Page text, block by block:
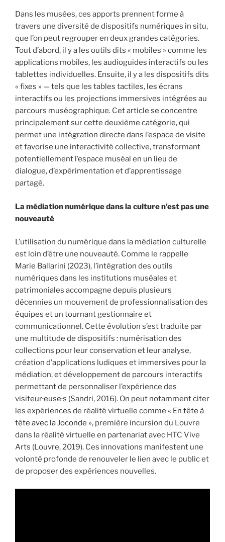
Dans les musées, ces apports prennent forme à
travers une diversité de dispositifs numériques in situ,
que l’on peut regrouper en deux grandes catégories.
Tout d’abord, il y a les outils dits « mobiles » comme les
applications mobiles, les audioguides interactifs ou les
tablettes individuelles. Ensuite, il y a les dispositifs dits
« fixes » — tels que les tables tactiles, les écrans
interactifs ou les projections immersives intégrées au
parcours muséographique. Cet article se concentre
principalement sur cette deuxième catégorie, qui
permet une intégration directe dans l’espace de visite
et favorise une interactivité collective, transformant
potentiellement l’espace muséal en un lieu de
dialogue, d’expérimentation et d’apprentissage
partagé.
La médiation numérique dans la culture n’est pas une
nouveauté
L’utilisation du numérique dans la médiation culturelle
est loin d’être une nouveauté. Comme le rappelle
Marie Ballarini (2023), l’intégration des outils
numériques dans les institutions muséales et
patrimoniales accompagne depuis plusieurs
décennies un mouvement de professionnalisation des
équipes et un tournant gestionnaire et
communicationnel. Cette évolution s’est traduite par
une multitude de dispositifs : numérisation des
collections pour leur conservation et leur analyse,
création d’applications ludiques et immersives pour la
médiation, et développement de parcours interactifs
permettant de personnaliser l’expérience des
visiteur·euse·s (Sandri, 2016). On peut notamment citer
les expériences de réalité virtuelle comme « En tête à
tête avec la Joconde », première incursion du Louvre
dans la réalité virtuelle en partenariat avec HTC Vive
Arts (Louvre, 2019). Ces innovations manifestent une
volonté profonde de renouveler le lien avec le public et
de proposer des expériences nouvelles.